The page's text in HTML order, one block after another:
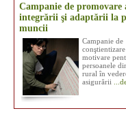
Campanie de promovare
integrării şi adaptării la
muncii
Campanie de
conştientizare
motivare
persoanele
rural în
asigurării